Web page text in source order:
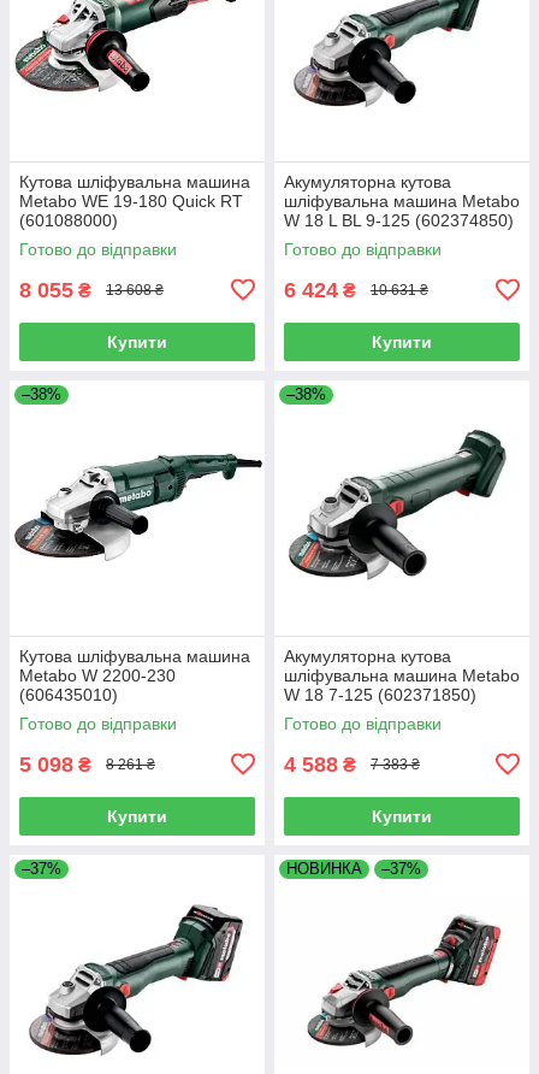
Кутова шліфувальна машина
Metabo WE 19-180 Quick RT
(601088000)
Готово до відправки
8 055 ₴ 13 608 ₴
Купити
Акумуляторна кутова
шліфувальна машина Metabo
W 18 L BL 9-125 (602374850)
Готово до відправки
6 424 ₴ 10 631 ₴
Купити
–38%
Кутова шліфувальна машина
Metabo W 2200-230
(606435010)
Готово до відправки
5 098 ₴ 8 261 ₴
Купити
–38%
Акумуляторна кутова
шліфувальна машина Metabo
W 18 7-125 (602371850)
Готово до відправки
4 588 ₴ 7 383 ₴
Купити
–37% НОВИНКА –37%